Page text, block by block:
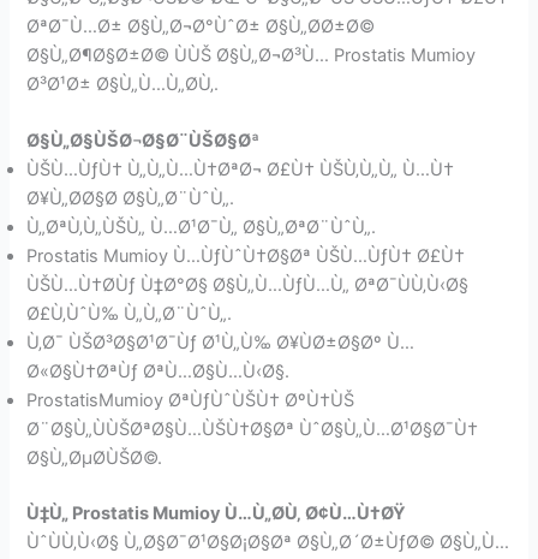
ØªØ¯Ù…Ø± Ø§Ù„Ø¬Ø°ÙˆØ± Ø§Ù„Ø­Ø±Ø©
Ø§Ù„Ø¶Ø§Ø±Ø© ÙÙŠ Ø§Ù„Ø¬Ø³Ù… Prostatis Mumioy
Ø³Ø¹Ø± Ø§Ù„Ù…Ù„Ø­Ù‚.
Ø§Ù„Ø§ÙŠØ¬Ø§Ø¨ÙŠØ§Øª
ÙŠÙ…ÙƒÙ† Ù„Ù„Ù…Ù†ØªØ¬ Ø£Ù† ÙŠÙ‚Ù„Ù„ Ù…Ù†
Ø¥Ù„Ø­Ø§Ø­ Ø§Ù„Ø¨ÙˆÙ„.
Ù„ØªÙ‚Ù„ÙŠÙ„ Ù…Ø¹Ø¯Ù„ Ø§Ù„ØªØ¨ÙˆÙ„.
Prostatis Mumioy Ù…ÙƒÙˆÙ†Ø§Øª ÙŠÙ…ÙƒÙ† Ø£Ù†
ÙŠÙ…Ù†Ø­Ùƒ Ù‡Ø°Ø§ Ø§Ù„Ù…ÙƒÙ…Ù„ ØªØ¯ÙÙ‚Ù‹Ø§
Ø£Ù‚ÙˆÙ‰ Ù„Ù„Ø¨ÙˆÙ„.
Ù‚Ø¯ ÙŠØ³Ø§Ø¹Ø¯Ùƒ Ø¹Ù„Ù‰ Ø¥ÙØ±Ø§Øº Ù…
Ø«Ø§Ù†ØªÙƒ ØªÙ…Ø§Ù…Ù‹Ø§.
ProstatisMumioy ØªÙƒÙˆÙŠÙ† ØºÙ†ÙŠ
Ø¨Ø§Ù„ÙÙŠØªØ§Ù…ÙŠÙ†Ø§Øª ÙˆØ§Ù„Ù…Ø¹Ø§Ø¯Ù†
Ø§Ù„ØµØ­ÙŠØ©.
Ù‡Ù„ Prostatis Mumioy Ù…Ù„Ø­Ù‚ Ø¢Ù…Ù†ØŸ
ÙˆÙÙ‚Ù‹Ø§ Ù„Ø§Ø¯Ø¹Ø§Ø¡Ø§Øª Ø§Ù„Ø´Ø±ÙƒØ© Ø§Ù„Ù…